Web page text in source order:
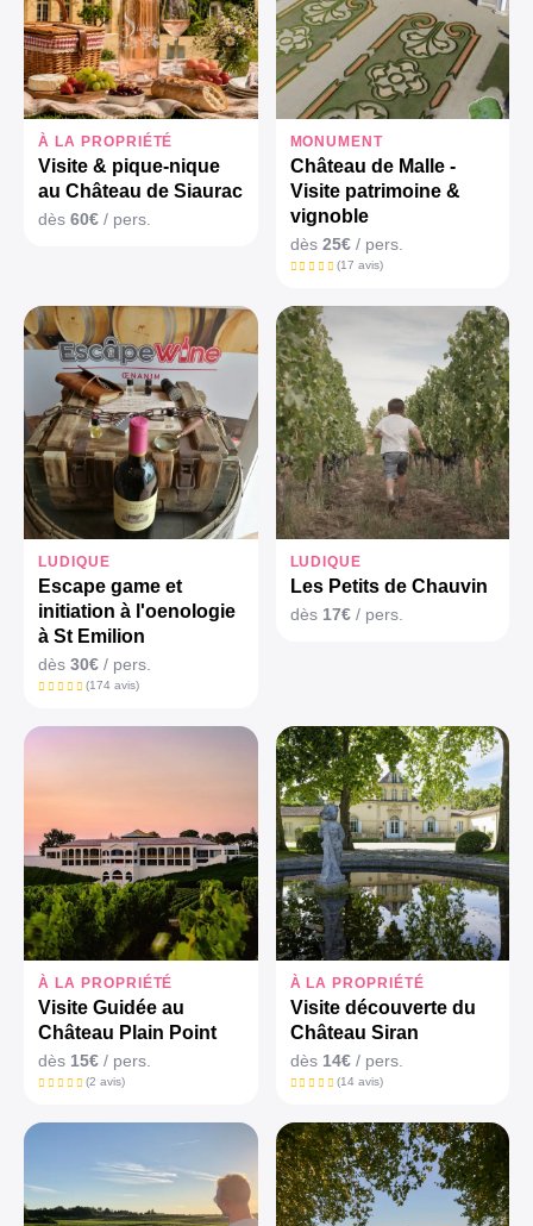
À LA PROPRIÉTÉ
Visite & pique-nique
au Château de Siaurac
dès 60€ / pers.
MONUMENT
Château de Malle -
Visite patrimoine &
vignoble
dès 25€/ pers.
(17 avis)
LUDIQUE
Escape game et
initiation à l'oenologie
à St Emilion
dès 30€ / pers.
(174 avis)
LUDIQUE
Les Petits de Chauvin
dès 17€/ pers.
À LA PROPRIÉTÉ
Visite Guidée au
Château Plain Point
dès 15€ / pers.
(2 avis)
À LA PROPRIÉTÉ
Visite découverte du
Château Siran
dès 14€/ pers.
(14 avis)